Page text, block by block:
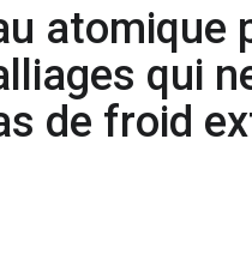
atomique
qui
de froid